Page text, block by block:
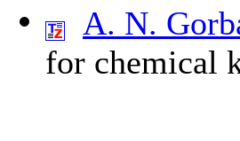
A. N.
for chemical